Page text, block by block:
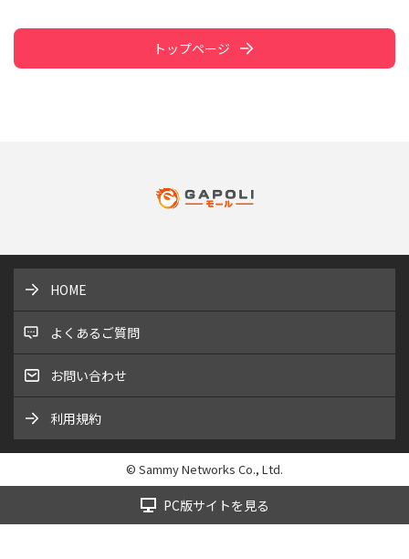
トップページ
HOME
よくあるご質問
お問い合わせ
利用規約
© Sammy Networks Co., Ltd.
PC版サイトを見る